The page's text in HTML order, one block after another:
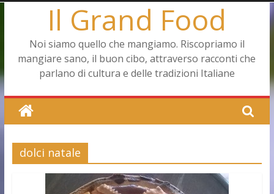
Il Grand Food
Noi siamo quello che mangiamo. Riscopriamo il
mangiare sano, il buon cibo, attraverso racconti che
parlano di cultura e delle tradizioni Italiane
dolci natale